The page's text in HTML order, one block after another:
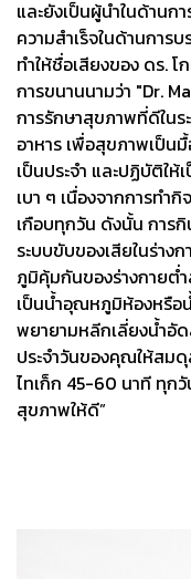
และยังเป็นผู้นำในด้านก
ความสำเร็จในด้านการ
ทำให้ชื่อเสียงของ ดร. โ
การขนานนามว่า "Dr.
การรักษาสุขภาพที่ดีในร
อาหาร เพื่อสุขภาพเป็น
เป็นประจำ และปฏิบัติใ
เบา ๆ เนื่องจากการทำ
เกือบทุกวัน ดังนั้น การกิ
ระบบขับของเสียในร่าง
ภูมิคุ้มกันของร่างกายต่
เป็นน้ำอุณหภูมิห้องหรือ
พยายามหลีกเลี่ยงน้ำอั
ประจำวันของคุณให้สม
ไทเก็ก 45-60 นาที ทุก
สุขภาพให้ดี”